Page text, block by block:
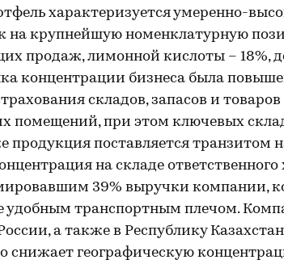
характеризуется умеренно-
на крупнейшую номенклатурную
продаж, лимонной кислоты – 18%,
концентрации бизнеса была
складов, запасов и
помещений, при этом ключевых
продукция поставляется транзитом
на складе ответственного
39% выручки компании,
удобным транспортным плечом.
а также в Республику
снижает географическую